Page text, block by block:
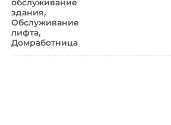
обслуживание
здания,
Обслуживание
лифта,
Домработница